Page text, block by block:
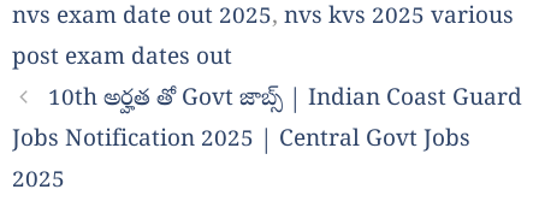
nvs exam date out 2025, nvs kvs 2025 various
post exam dates out
10th అర్హత తో Govt జాబ్స్ | Indian Coast Guard
Jobs Notification 2025 | Central Govt Jobs
2025